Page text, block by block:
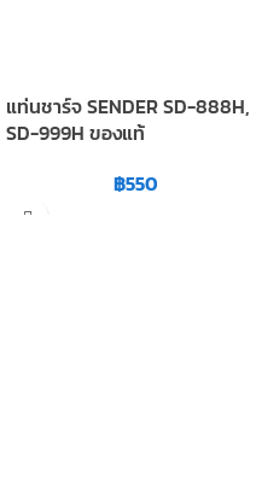
แท่นชาร์จ SENDER SD-888H,
SD-999H ของแท้
฿550